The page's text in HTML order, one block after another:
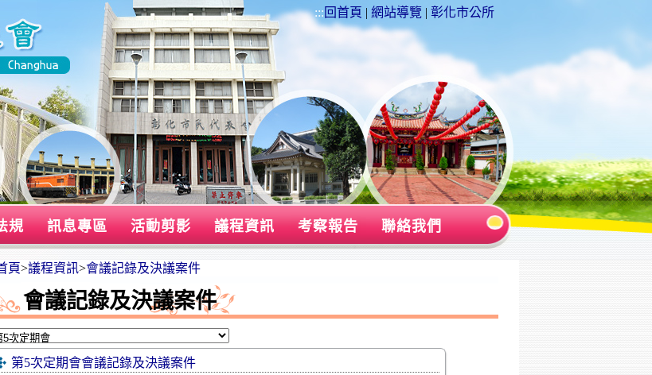
::: 回首頁 | 網站導覽 | 彰化市公所
規 訊息專區 活動剪影 議程資訊 考察報告 聯絡我們
頁>議程資訊>會議記錄及決議案件
會議記錄及決議案件
第5次定期會會議記錄及決議案件